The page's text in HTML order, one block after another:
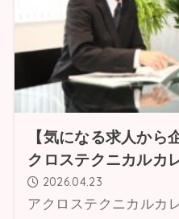
【気になる求人から
クロステクニカルカ
2026.04.23
アクロステクニカルカ